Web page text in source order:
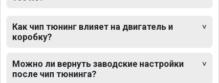
Как чип тюнинг влияет на двигатель и
коробку?
Можно ли вернуть заводские настройки
после чип тюнинга?